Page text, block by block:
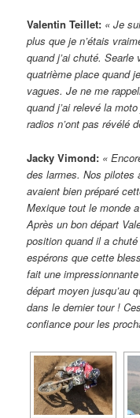
Valentin Teillet: « Je
plus que je n’étais
quand j’ai chuté. Searle
quatrième place quand
vagues. Je ne me
quand j’ai relevé la
radios n’ont pas révélé
Jacky Vimond: «
des larmes. Nos pilotes
avaient bien préparé
Mexique tout le monde
Après un bon départ
position quand il a
espérons que cette
fait une
départ moyen jusqu’au
dans le dernier tour !
confiance pour les